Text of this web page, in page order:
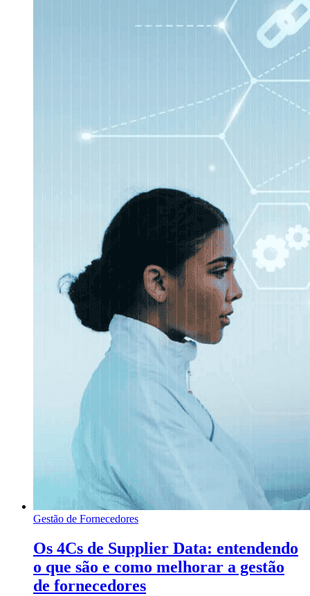
Gestão de Fornecedores
Os 4Cs de Supplier Data: entendendo
o que são e como melhorar a gestão
de fornecedores